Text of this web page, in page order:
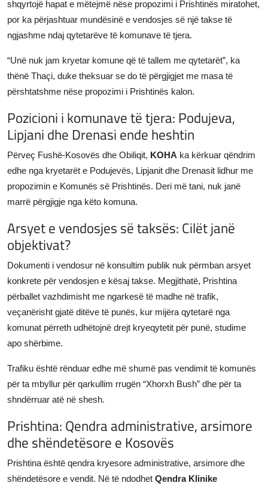
shqyrtojë hapat e mëtejmë nëse propozimi i Prishtinës miratohet,
por ka përjashtuar mundësinë e vendosjes së një takse të
ngjashme ndaj qytetarëve të komunave të tjera.
“Unë nuk jam kryetar komune që të tallem me qytetarët”, ka
thënë Thaçi, duke theksuar se do të përgjigjet me masa të
përshtatshme nëse propozimi i Prishtinës kalon.
Pozicioni i komunave të tjera: Podujeva,
Lipjani dhe Drenasi ende heshtin
Përveç Fushë-Kosovës dhe Obiliqit, KOHA ka kërkuar qëndrim
edhe nga kryetarët e Podujevës, Lipjanit dhe Drenasit lidhur me
propozimin e Komunës së Prishtinës. Deri më tani, nuk janë
marrë përgjigje nga këto komuna.
Arsyet e vendosjes së taksës: Cilët janë
objektivat?
Dokumenti i vendosur në konsultim publik nuk përmban arsyet
konkrete për vendosjen e kësaj takse. Megjithatë, Prishtina
përballet vazhdimisht me ngarkesë të madhe në trafik,
veçanërisht gjatë ditëve të punës, kur mijëra qytetarë nga
komunat përreth udhëtojnë drejt kryeqytetit për punë, studime
apo shërbime.
Trafiku është rënduar edhe më shumë pas vendimit të komunës
për ta mbyllur për qarkullim rrugën “Xhorxh Bush” dhe për ta
shndërruar atë në shesh.
Prishtina: Qendra administrative, arsimore
dhe shëndetësore e Kosovës
Prishtina është qendra kryesore administrative, arsimore dhe
shëndetësore e vendit. Në të ndodhet Qendra Klinike